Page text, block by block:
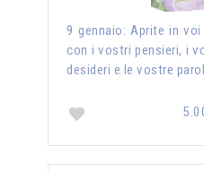
9 gennaio: Aprite in voi
con i vostri pensieri, i
desideri e le vostre